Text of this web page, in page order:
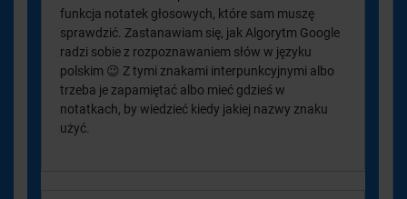
funkcja notatek głosowych, które sam muszę
sprawdzić. Zastanawiam się, jak Algorytm Google
radzi sobie z rozpoznawaniem słów w języku
polskim 😉 Z tymi znakami interpunkcyjnymi albo
trzeba je zapamiętać albo mieć gdzieś w
notatkach, by wiedzieć kiedy jakiej nazwy znaku
użyć.